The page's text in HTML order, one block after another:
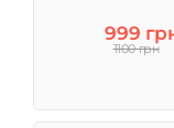
999
1100 грн